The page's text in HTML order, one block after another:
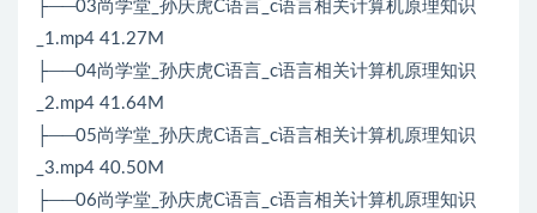
├──03尚学堂_孙庆虎C语言_c语言相关计算机原理知识
_1.mp4 41.27M
├──04尚学堂_孙庆虎C语言_c语言相关计算机原理知识
_2.mp4 41.64M
├──05尚学堂_孙庆虎C语言_c语言相关计算机原理知识
_3.mp4 40.50M
├──06尚学堂_孙庆虎C语言_c语言相关计算机原理知识